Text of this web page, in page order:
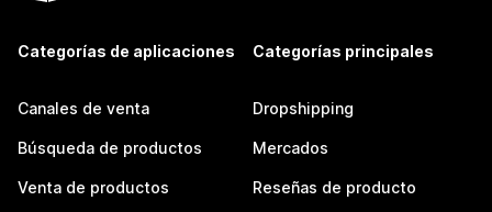
Categorías de aplicaciones
Canales de venta
Búsqueda de productos
Venta de productos
Categorías principales
Dropshipping
Mercados
Reseñas de producto